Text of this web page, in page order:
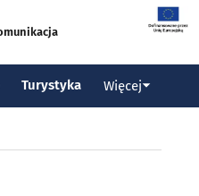
Turystyka Więcej